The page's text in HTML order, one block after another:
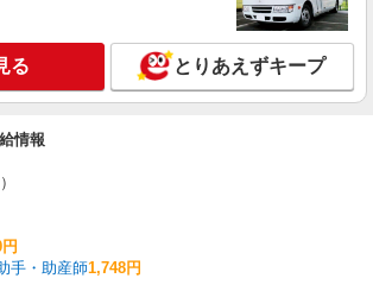
る とりあえずキープ
情報
手・助産師1,748円